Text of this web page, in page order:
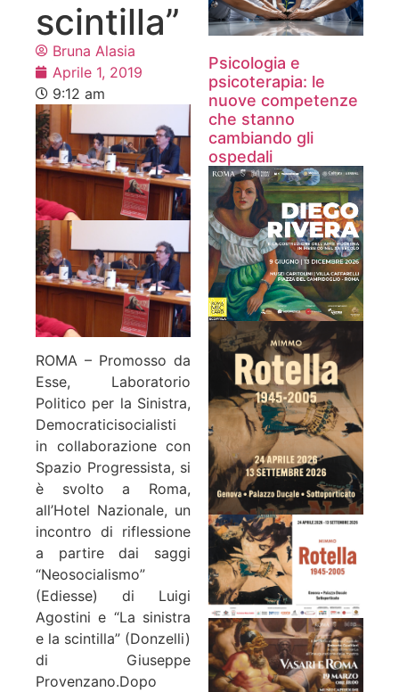
scintilla”
Bruna Alasia
Aprile 1, 2019
9:12 am
ROMA – Promosso da
Esse, Laboratorio
Politico per la Sinistra,
Democraticisocialisti
in collaborazione con
Spazio Progressista, si
è svolto a Roma,
all’Hotel Nazionale, un
incontro di riflessione
a partire dai saggi
“Neosocialismo”
(Ediesse) di Luigi
Agostini e “La sinistra
e la scintilla” (Donzelli)
di Giuseppe
Provenzano.Dopo
Psicologia e
psicoterapia: le
nuove competenze
che stanno
cambiando gli
ospedali